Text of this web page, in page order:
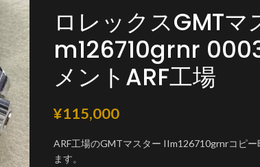
ロレックスGMTマ
m126710grnr
メントARF工場
¥115,000
ARF工場のGMTマスター IIm126710grnrコピ
ます。